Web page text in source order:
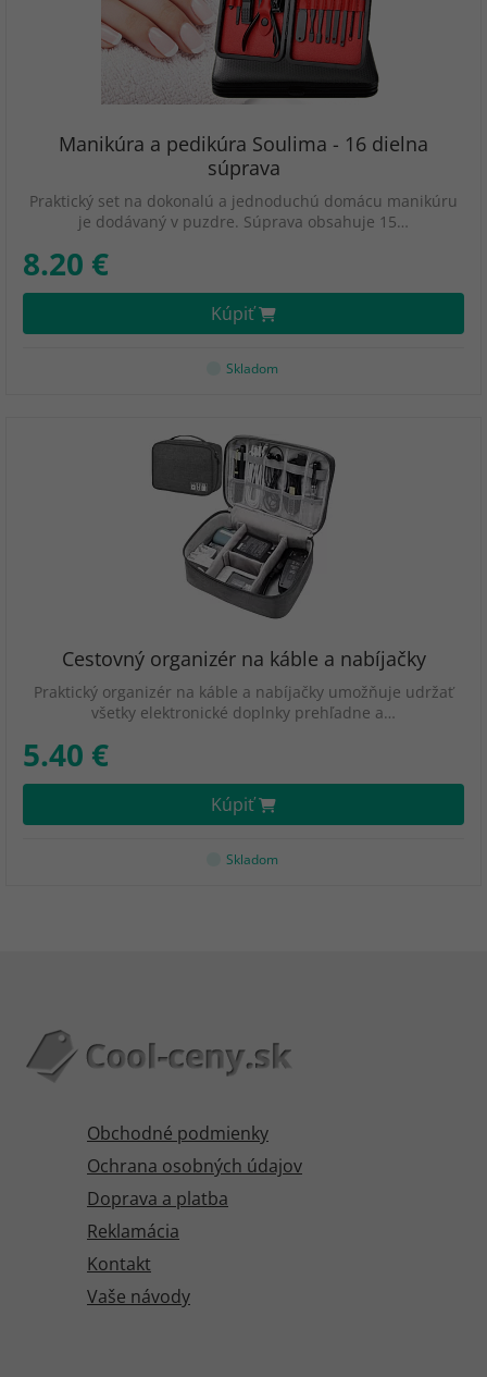
Manikúra a pedikúra Soulima - 16 dielna
súprava
Praktický set na dokonalú a jednoduchú domácu manikúru
je dodávaný v puzdre. Súprava obsahuje 15…
8.20 €
Kúpiť
Skladom
Cestovný organizér na káble a nabíjačky
Praktický organizér na káble a nabíjačky umožňuje udržať
všetky elektronické doplnky prehľadne a…
5.40 €
Kúpiť
Skladom
Obchodné podmienky
Ochrana osobných údajov
Doprava a platba
Reklamácia
Kontakt
Vaše návody